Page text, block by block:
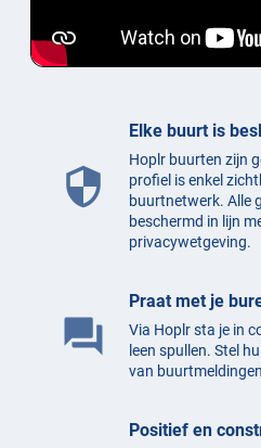
security
Elke buurt is
Hoplr buurten zijn
profiel is enkel
buurtnetwerk. Alle
beschermd in lijn
privacywetgeving.
question_answer
Praat met je
Via Hoplr sta je in
leen spullen. Stel
van
Positief en